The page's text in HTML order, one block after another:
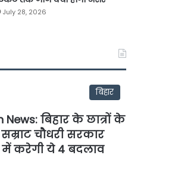
July 28, 2026
बिहार
News: बिहार के छात्रों के
चौधरी सरकार
में करेगी ये 4 बदलाव